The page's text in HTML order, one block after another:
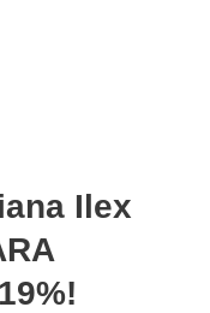
Ilex